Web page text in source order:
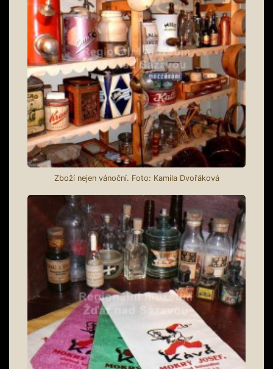
Zboží nejen vánoční. Foto: Kamila Dvořáková